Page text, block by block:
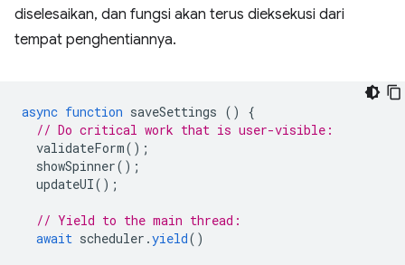
diselesaikan, dan fungsi akan terus dieksekusi dari
tempat penghentiannya.
async function saveSettings ()
{
// Do critical work that is user-visible:
validateForm();
showSpinner();
updateUI();
// Yield to the main thread:
await scheduler .yield()